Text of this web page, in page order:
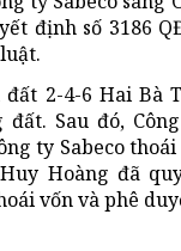
định số 3186
đất 2-4-6 Hai
Sau đó,
ty Sabeco
Hoàng đã
vốn và phê